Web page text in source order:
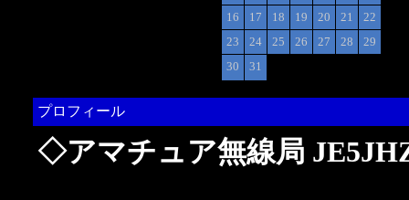
16
17 18 19 20 21
22
23
24 25 26 27 28
29
30
31
プロフィール
◇アマチュア無線局